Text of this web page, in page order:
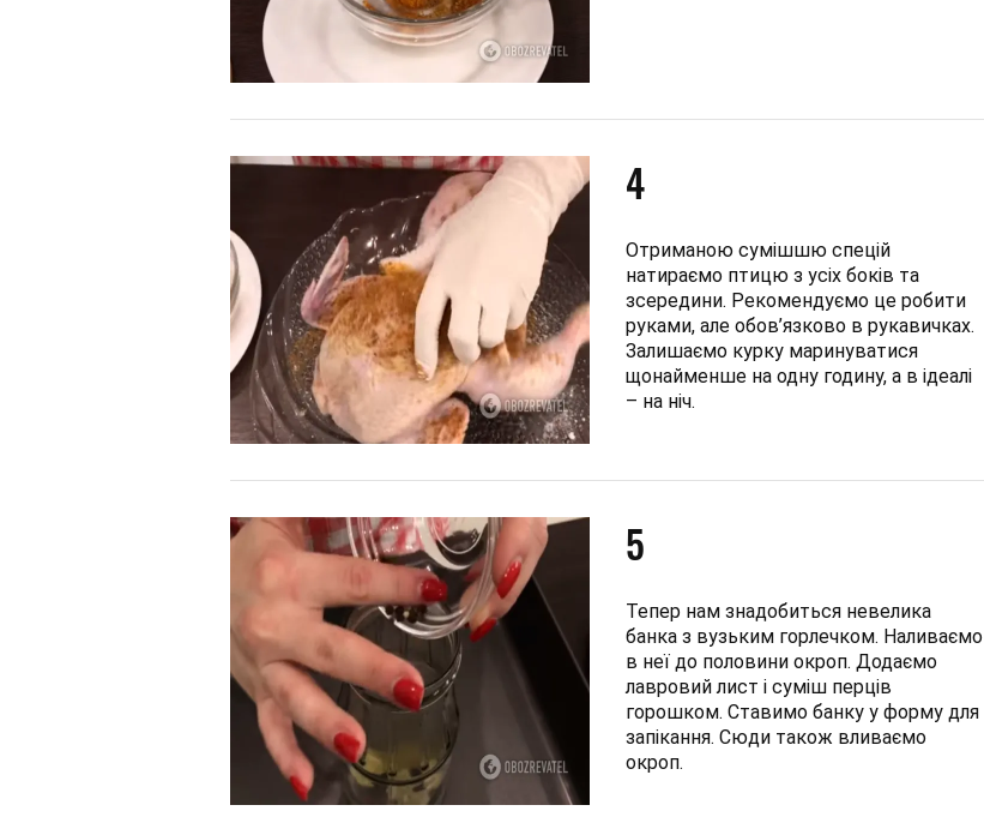
4
Отриманою сумішшю спецій
натираємо птицю з усіх боків та
зсередини. Рекомендуємо це робити
руками, але обов’язково в рукавичках.
Залишаємо курку маринуватися
щонайменше на одну годину, а в ідеалі
– на ніч.
5
Тепер нам знадобиться невелика
банка з вузьким горлечком. Наливаємо
в неї до половини окроп. Додаємо
лавровий лист і суміш перців
горошком. Ставимо банку у форму для
запікання. Сюди також вливаємо
окроп.